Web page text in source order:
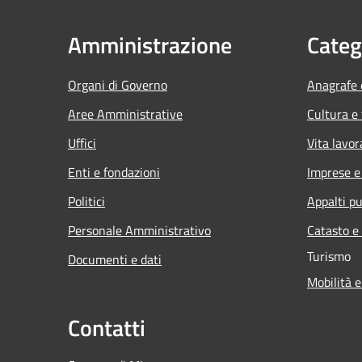
Amministrazione
Organi di Governo
Aree Amministrative
Uffici
Enti e fondazioni
Politici
Personale Amministrativo
Documenti e dati
Cultura
Vita
Imprese
Appalti
Catasto
Turismo
Mobilità
Contatti